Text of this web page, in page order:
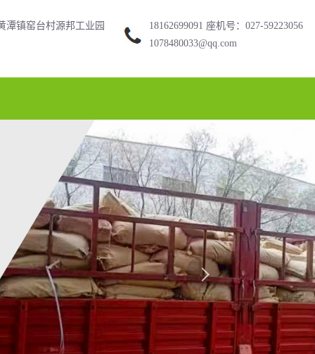
潭镇窑台村源邦工业园
18162699091 座机号：027-59223056
1078480033@qq.com